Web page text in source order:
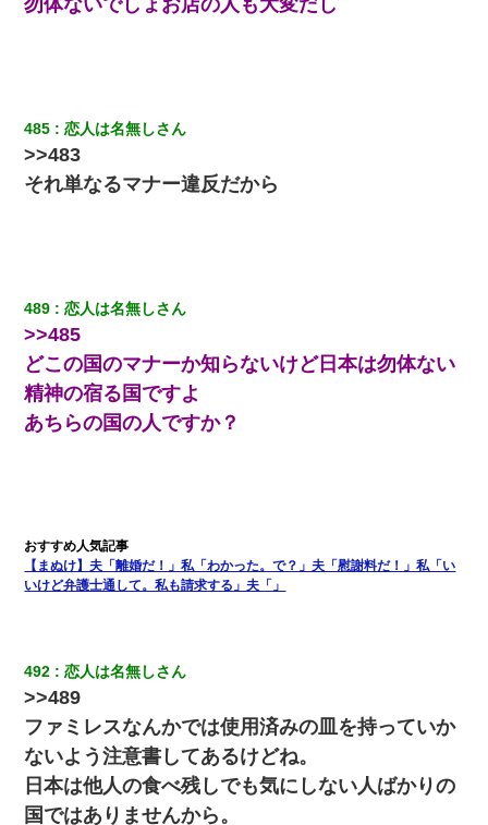
嘘をついてフリン旅行へ出かけた嫁→翌日、嫁「ただいま～」旦
那「娘がシんだよ。何度も連絡したのに…」嫁「えっ」→なん
と・・・
ら・・・
嫁が涙声で『会いたいね』とか言っているのが聞こえた。俺「こ
んな時間に誰と電話してんの？」嫁「ごめんなさい…！（大号
泣」俺（キターー）→
婚活パーティーでよく会う美女がいた。こんな完璧な容姿を持っ
てしても結婚て難しいんだなぁ…と思ってた
夫に癌の余命宣告。その闘病中に長女から信じられない言葉を受
けた
小学生の妹が20代の弟とチューしてるのに、見て見ぬふりの親を
見てから実家を出た。それから15年、妹が弟の子を妊娠したらし
くもう堕胎できない月なんだと母から連絡がきた…｜生活｜ワロ
タあんてな
485 恋人は名無しさん
>>483
それ単なるマナー違反だから
489 恋人は名無しさん
>>485
どこの国のマナーか知らないけど日本は勿体ない
精神の宿る国ですよ
あちらの国の人ですか？
【まぬけ】夫「離婚だ！」私「わかった。で？」夫「慰謝料だ！」私「い
いけど弁護士通して。私も請求する」夫「」
492 恋人は名無しさん
>>489
ファミレスなんかでは使用済みの皿を持っていか
ないよう注意書してあるけどね。
日本は他人の食べ残しでも気にしない人ばかりの
国ではありませんから。